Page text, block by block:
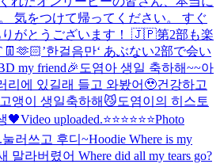
気をつけて帰ってください。 すぐ
りがとうございます！ 🇯🇵第2部も楽
’한걸음만‘ あぶない2部で会い
my friend🎉 도염아 생일 축하해~~아
리에 있길래 들고 와봤어🥹건강하고
고앵이 생일축하해😼도염이의 히스토
🖤Video uploaded.⭐⭐⭐⭐⭐⭐Photo
눌러쓰고 후디~Hoodie Where is my
말라버렸어 Where did all my tears go?